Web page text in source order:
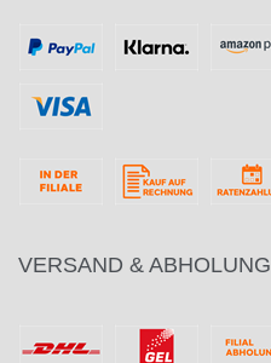
VERSAND & ABHOLUNG